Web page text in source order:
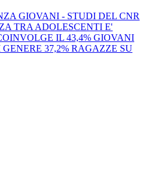
GIOVANI - STUDI DEL CNR
TRA ADOLESCENTI E'
IL 43,4% GIOVANI
37,2% RAGAZZE SU